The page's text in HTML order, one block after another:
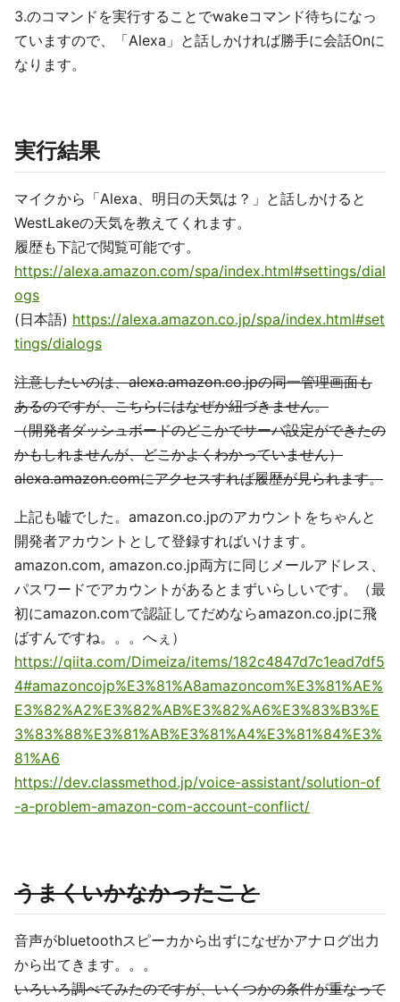
3.のコマンドを実行することでwakeコマンド待ちになっ
ていますので、「Alexa」と話しかければ勝手に会話Onに
なります。
実行結果
マイクから「Alexa、明日の天気は？」と話しかけると
WestLakeの天気を教えてくれます。
履歴も下記で閲覧可能です。
https://alexa.amazon.com/spa/index.html#settings/dial
ogs
(日本語) https://alexa.amazon.co.jp/spa/index.html#set
tings/dialogs
注意したいのは、alexa.amazon.co.jpの同一管理画面も
あるのですが、こちらにはなぜか紐づきません。
（開発者ダッシュボードのどこかでサーバ設定ができたの
かもしれませんが、どこかよくわかっていません）
alexa.amazon.comにアクセスすれば履歴が見られます。
上記も嘘でした。amazon.co.jpのアカウントをちゃんと
開発者アカウントとして登録すればいけます。
amazon.com, amazon.co.jp両方に同じメールアドレス、
パスワードでアカウントがあるとまずいらしいです。（最
初にamazon.comで認証してだめならamazon.co.jpに飛
ばすんですね。。。へぇ）
https://qiita.com/Dimeiza/items/182c4847d7c1ead7df5
4#amazoncojp%E3%81%A8amazoncom%E3%81%AE%
E3%82%A2%E3%82%AB%E3%82%A6%E3%83%B3%E
3%83%88%E3%81%AB%E3%81%A4%E3%81%84%E3%
81%A6
https://dev.classmethod.jp/voice-assistant/solution-of
-a-problem-amazon-com-account-conflict/
うまくいかなかったこと
音声がbluetoothスピーカから出ずになぜかアナログ出力
から出てきます。。。
いろいろ調べてみたのですが、いくつかの条件が重なって